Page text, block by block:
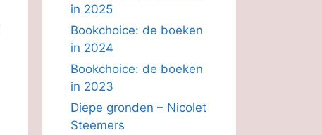
in 2025
Bookchoice: de boeken
in 2024
Bookchoice: de boeken
in 2023
Diepe gronden – Nicolet
Steemers